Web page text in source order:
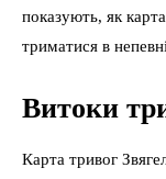
показують, як
триматися в
Витоки
Карта тривог